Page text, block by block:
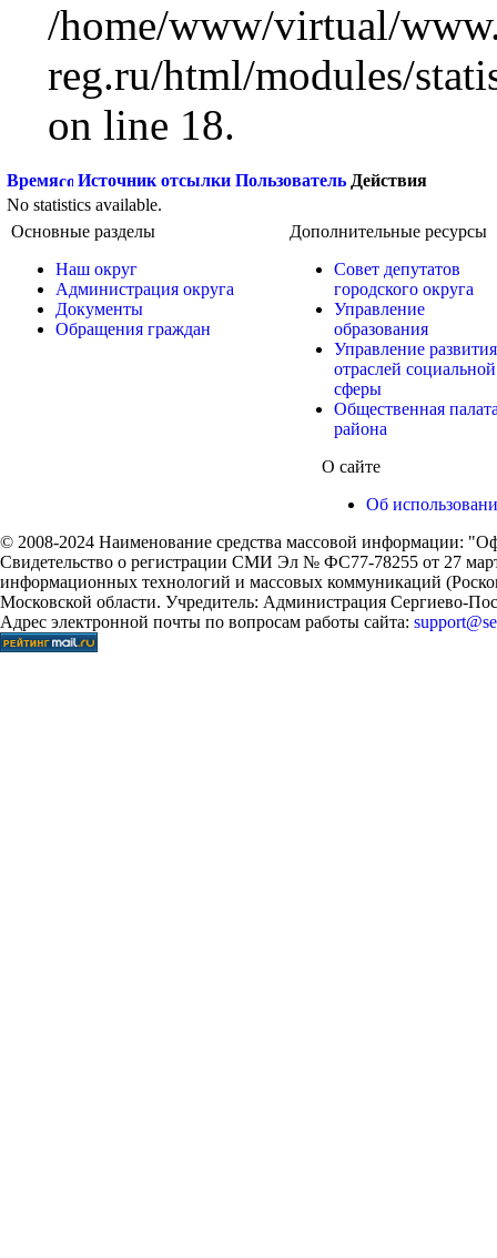
/home/www/virtual/
reg.ru/html/modules/
on line 18.
Время Источник отсылки Пользователь Действия
No statistics available.
Основные разделы
Наш округ
Администрация округа
Документы
Обращения граждан
Дополнительные ресурсы
Совет депутатов
городского округа
Управление
образования
Управление развития
отраслей социальной
сферы
Общественная
района
О сайте
Об
© 2008-2024 Наименование средства массовой информации:
Свидетельство о регистрации СМИ Эл № ФС77-78255 от 27
информационных технологий и массовых коммуникаций
Московской области. Учредитель: Администрация Сергиево-
Адрес электронной почты по вопросам работы сайта: